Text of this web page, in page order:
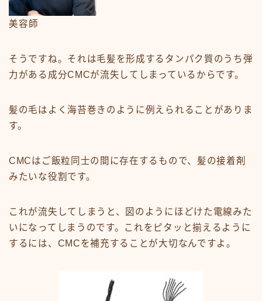
美容師
そうですね。それは毛髪を形成するタンパク質のうち弾
力がある成分CMCが流失してしまっているからです。
髪の毛はよく海苔巻きのように例えられることがありま
す。
CMCはご飯粒同士の間に存在するもので、髪の接着剤
みたいな役割です。
これが流失してしまうと、図のようにほどけた電線みた
いになってしまうのです。これをピタッと揃えるように
するには、CMCを補充することが大切なんですよ。